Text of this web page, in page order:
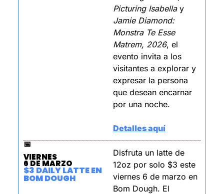
Picturing Isabella
Jamie Diamond:
Monstra Te Esse
Matrem, 2026, el
evento invita a los
visitantes a explorar y
expresar la persona
que desean encarnar
por una noche.
Detalles aquí
📅
VIERNES
6 DE MARZO
$3 DAILY LATTE EN
BOM DOUGH
Disfruta un latte de
12oz por solo $3 este
viernes 6 de marzo en
Bom Dough. El